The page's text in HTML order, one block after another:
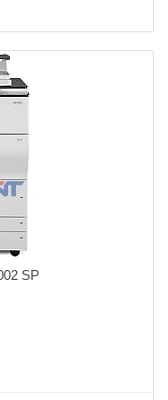
SP
hãng Mới 100%)Cấu
Màn hình giao tiếp có hỗ
22 trang / phút khổ A4, 10